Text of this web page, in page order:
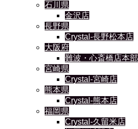
石川県
金沢店
長野県
Crystal-長野松本店
大阪府
難波・心斎橋店本部
宮崎県
Crystal-宮崎店
熊本県
Crystal-熊本店
福岡県
Crystal-久留米店